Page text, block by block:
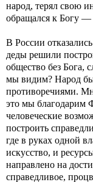
народ, терял свою
обращался к Богу —
В России
деды решили
общество без Бога,
мы видим? Народ
противоречиями.
это мы благодарим
человеческие
построить
где в руках одной
искусство, и
направлено на
справедливое,